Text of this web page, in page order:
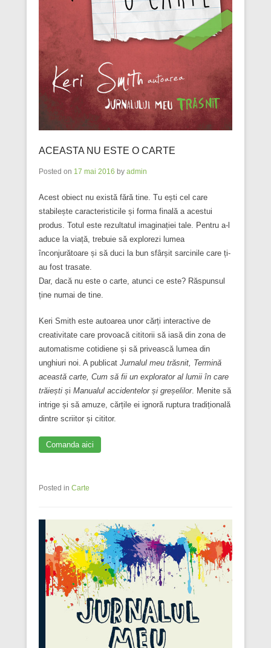
ACEASTA NU ESTE O CARTE
Posted on 17 mai 2016 by admin
Acest obiect nu există fără tine. Tu ești cel care
stabilește caracteristicile și forma finală a acestui
produs. Totul este rezultatul imaginației tale. Pentru a-l
aduce la viață, trebuie să explorezi lumea
înconjurătoare și să duci la bun sfârșit sarcinile care ți-
au fost trasate.
Dar, dacă nu este o carte, atunci ce este? Răspunsul
ține numai de tine.
Keri Smith este autoarea unor cărți interactive de
creativitate care provoacă cititorii să iasă din zona de
automatisme cotidiene și să privească lumea din
unghiuri noi. A publicat Jurnalul meu trăsnit, Termină
această carte, Cum să fii un explorator al lumii în care
trăiești și Manualul accidentelor și greșelilor. Menite să
intrige și să amuze, cărțile ei ignoră ruptura tradițională
dintre scriitor și cititor.
Comanda aici
Posted in Carte